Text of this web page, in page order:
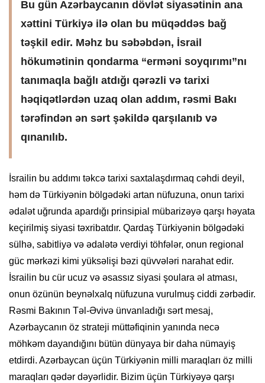
Bu gün Azərbaycanın dövlət siyasətinin ana
xəttini Türkiyə ilə olan bu müqəddəs bağ
təşkil edir. Məhz bu səbəbdən, İsrail
hökumətinin qondarma “erməni soyqırımı”nı
tanımaqla bağlı atdığı qərəzli və tarixi
həqiqətlərdən uzaq olan addım, rəsmi Bakı
tərəfindən ən sərt şəkildə qarşılanıb və
qınanılıb.
İsrailin bu addımı təkcə tarixi saxtalaşdırmaq cəhdi deyil,
həm də Türkiyənin bölgədəki artan nüfuzuna, onun tarixi
ədalət uğrunda apardığı prinsipial mübarizəyə qarşı həyata
keçirilmiş siyasi təxribatdır. Qardaş Türkiyənin bölgədəki
sülhə, sabitliyə və ədalətə verdiyi töhfələr, onun regional
güc mərkəzi kimi yüksəlişi bəzi qüvvələri narahat edir.
İsrailin bu cür ucuz və əsassız siyasi şoulara əl atması,
onun özünün beynəlxalq nüfuzuna vurulmuş ciddi zərbədir.
Rəsmi Bakının Təl-Əvivə ünvanladığı sərt mesaj,
Azərbaycanın öz strateji müttəfiqinin yanında necə
möhkəm dayandığını bütün dünyaya bir daha nümayiş
etdirdi. Azərbaycan üçün Türkiyənin milli maraqları öz milli
maraqları qədər dəyərlidir. Bizim üçün Türkiyəyə qarşı